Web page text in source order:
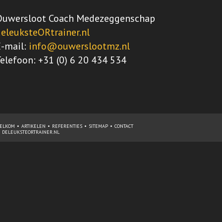
Coach Medezeggenschap
mail: info@ouwerslootmz.nl
+31 (0) 6 20 434 534
ARTIKELEN REFERENTIES SITEMAP
CONTACT
DELEUKSTEORTRAINER.NL